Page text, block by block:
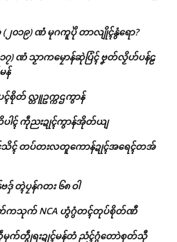
(၂၀၁၉) ဏံ မုဂကူပိုဲ တာလျိုၚ်နွံရော?
၁၇) ဏံ သၟာကမၠောန်ဆုဲပြံၚ် ဗၞတ်လၟိဟ်ပန်ဠ
န်
စိုတ် လ္တူဥက္ကဌကွာန်
ါၚ် ကဵုညးဍုၚ်ကွာန်အိုတ်ယျ
ၚ် တပ်တးလတူကောန်ဍုၚ်အရေၚ်တအ်
တ္ၚဲပၠန်ဂတး ၆၈ ဝါ
ကသုက် NCA ဟွံဂွံတၚ်တုပ်စိုတ်ဏီ
က်တွဵုရးဍုၚ်မန်တံ ညံၚ်ဂွံတောဲစုတ်သီု